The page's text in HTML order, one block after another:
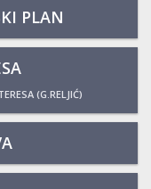
PLAN
(G.RELJIĆ)